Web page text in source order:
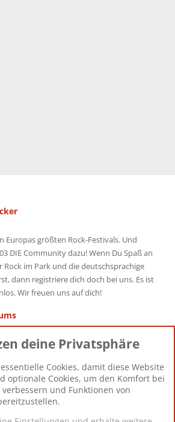
Europas größten Rock-Festivals. Und
DIE Community dazu! Wenn Du Spaß an
im Park und die deutschsprachige
dann registriere dich doch bei uns. Es ist
Wir freuen uns auf dich!
12.426
nabulamisika
deine Privatsphäre
Cookies, damit diese Website
optionale Cookies, um den Komfort bei
und Funktionen von